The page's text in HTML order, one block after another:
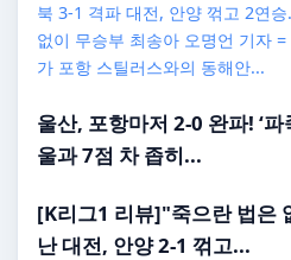
북 3-1 격파 대전, 안양 꺾고 2연
없이 무승부 최송아 오명언 기자 =
가 포항 스틸러스와의 동해안...
울산, 포항마저 2-0 완파! ‘
울과 7점 차 좁히...
[K리그1 리뷰]"죽으란 법은
난 대전, 안양 2-1 꺾고...